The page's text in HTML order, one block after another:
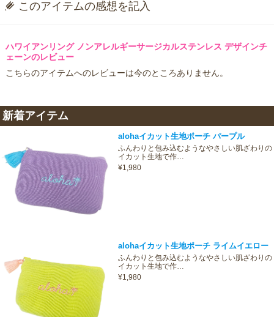
このアイテムの感想を記入
ハワイアンリング ノンアレルギーサージカルステンレス デザインチ
ェーンのレビュー
こちらのアイテムへのレビューは今のところありません。
新着アイテム
alohaイカット生地ポーチ パープル
ふんわりと包み込むようなやさしい肌ざわりの
イカット生地で作…
¥1,980
alohaイカット生地ポーチ ライムイエロー
ふんわりと包み込むようなやさしい肌ざわりの
イカット生地で作…
¥1,980